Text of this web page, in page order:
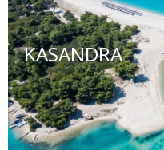
KASANDRA